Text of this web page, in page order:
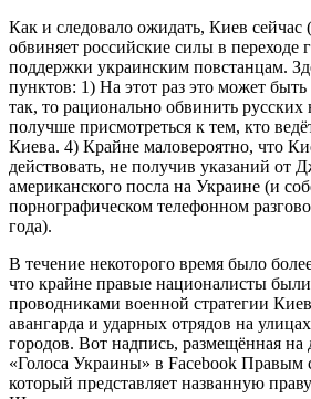
Как и следовало ожидать, Киев сейчас
обвиняет российские силы в переходе
поддержки украинским повстанцам.
пунктов: 1) На этот раз это может
так, то рационально обвинить
получше присмотреться к тем, кто
Киева. 4) Крайне маловероятно, что
действовать, не получив указаний от
американского посла на Украине (и
порнографическом телефонном
года).
В течение некоторого время было
что крайне правые националисты
проводниками военной стратегии
авангарда и ударных отрядов на
городов. Вот надпись, размещённая на
«Голоса Украины» в Facebook
который представляет названную